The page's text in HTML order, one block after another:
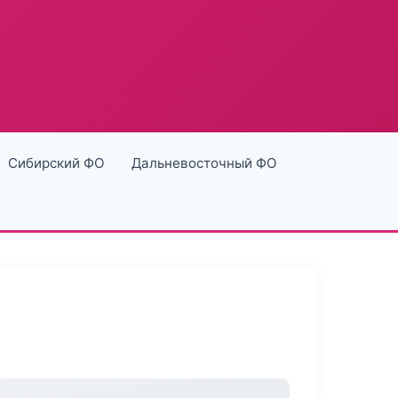
Сибирский ФО Дальневосточный ФО